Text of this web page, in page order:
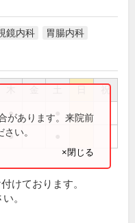
鏡内科 胃腸内科
祝
●
●
があります。来院前
い。
×閉じる
けております。
。